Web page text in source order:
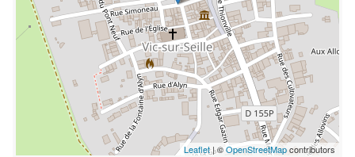
Leaflet| ©OpenStreetMapcontributors